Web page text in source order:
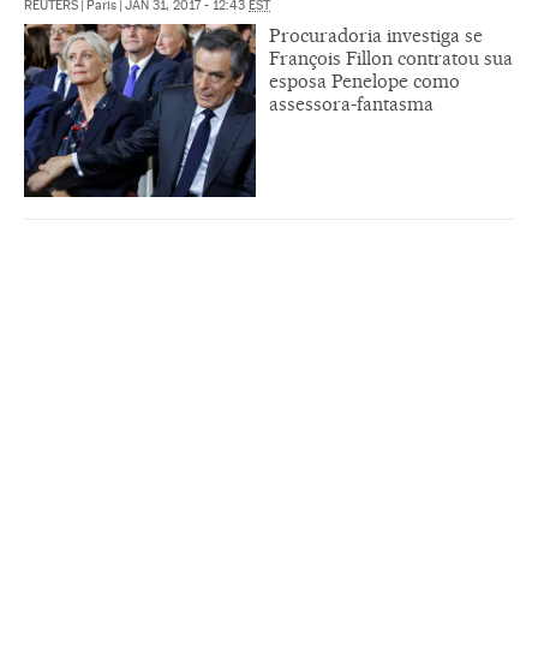
REUTERS | Paris | JAN 31, 2017 - 12:43 EST
Procuradoria investiga se
François Fillon contratou sua
esposa Penelope como
assessora-fantasma